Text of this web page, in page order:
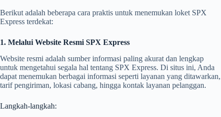
Berikut adalah beberapa cara praktis untuk menemukan loket SPX
Express terdekat:
1. Melalui Website Resmi SPX Express
Website resmi adalah sumber informasi paling akurat dan lengkap
untuk mengetahui segala hal tentang SPX Express. Di situs ini, Anda
dapat menemukan berbagai informasi seperti layanan yang ditawarkan,
tarif pengiriman, lokasi cabang, hingga kontak layanan pelanggan.
Langkah-langkah: